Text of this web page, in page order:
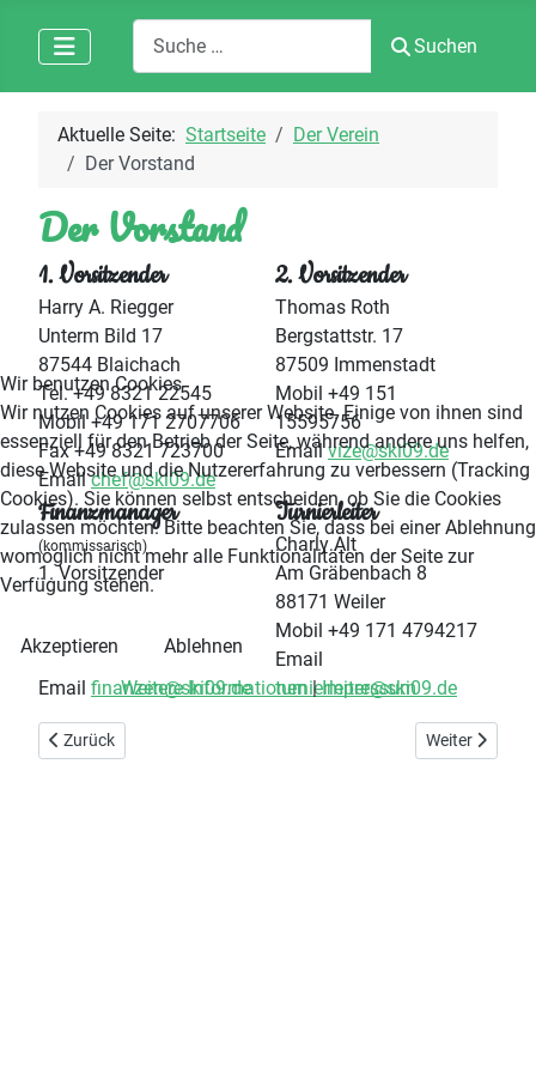
Suchen
Suchen
Aktuelle Seite: Startseite
Der Verein
Der Vorstand
Der Vorstand
1. Vorsitzender
Harry A. Riegger
Unterm Bild 17
87544 Blaichach
Tel. +49 8321 22545
Mobil +49 171 2707706
Fax +49 8321 723700
Emailchef@ski09.de
2. Vorsitzender
Thomas Roth
Bergstattstr. 17
87509 Immenstadt
Mobil +49 151
15595756
Emailvize@ski09.de
Finanzmanager
(kommissarisch)
1. Vorsitzender
Email finanzen@ski09.de
Turnierleiter
Charly Alt
Am Gräbenbach 8
88171 Weiler
Mobil +49 171 4794217
Email
turnierleiter@ski09.de
Vorheriger Beitrag: Die Vertreter
Zurück Nächster
Weiter
Wir benutzen Cookies
Wir nutzen Cookies auf unserer Website. Einige von ihnen sind
essenziell für den Betrieb der Seite, während andere uns helfen,
diese Website und die Nutzererfahrung zu verbessern (Tracking
Cookies). Sie können selbst entscheiden, ob Sie die Cookies
zulassen möchten. Bitte beachten Sie, dass bei einer Ablehnung
womöglich nicht mehr alle Funktionalitäten der Seite zur
Verfügung stehen.
Akzeptieren
Ablehnen
Weitere Informationen|Impressum